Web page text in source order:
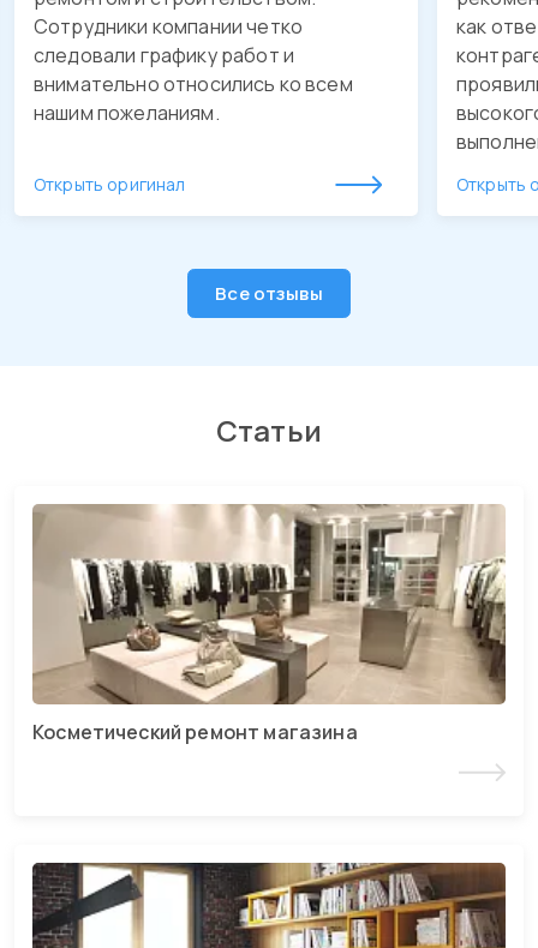
Сотрудники компании четко
следовали графику работ и
внимательно относились ко всем
нашим пожеланиям.
Открыть оригинал
как
Открыть
Все отзывы
Статьи
Косметический ремонт магазина